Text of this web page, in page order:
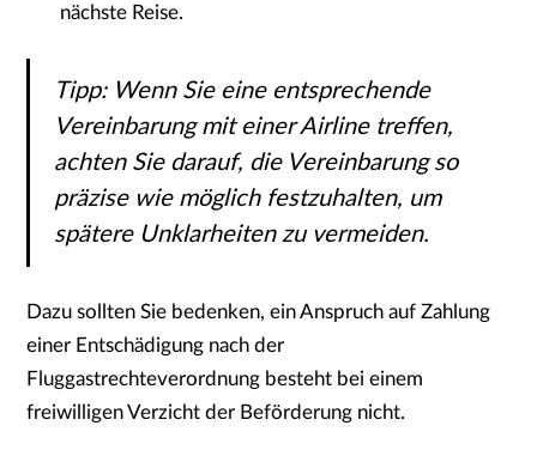
nächste Reise.
Tipp: Wenn Sie eine entsprechende
Vereinbarung mit einer Airline treffen,
achten Sie darauf, die Vereinbarung so
präzise wie möglich festzuhalten, um
spätere Unklarheiten zu vermeiden.
Dazu sollten Sie bedenken, ein Anspruch auf Zahlung
einer Entschädigung nach der
Fluggastrechteverordnung besteht bei einem
freiwilligen Verzicht der Beförderung nicht.